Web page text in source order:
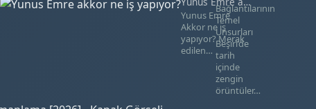
Bağlantılarının
Temel
Unsurları
Beşiri’de
tarih
içinde
zengin
örüntüler…
Yunus Emre
Akkor ne iş
yapıyor? Merak
edilen…